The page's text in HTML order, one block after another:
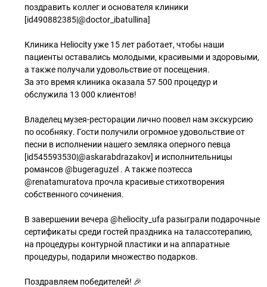
поздравить коллег и основателя клиники
[id490882385|@doctor_ibatullina]
Клиника Heliocity уже 15 лет работает, чтобы наши
пациенты оставались молодыми, красивыми и здоровыми,
а также получали удовольствие от посещения.
За это время клиника оказала 57 500 процедур и
обслужила 13 000 клиентов!
Владелец музея-ресторации лично поовел нам экскурсию
по особняку. Гости получили огромное удовольствие от
песни в исполнении нашего земляка оперного певца
[id545593530|@askarabdrazakov] и исполнительницы
романсов @bugeraguzel . А также поэтесса
@renatamuratova прочла красивые стихотворения
собственного сочинения.
В завершении вечера @heliocity_ufa разыграли подарочные
сертификаты среди гостей праздника на талассотерапию,
на процедуры контурной пластики и на аппаратные
процедуры, подарили множество подарков.
Поздравляем победителей! 🎉